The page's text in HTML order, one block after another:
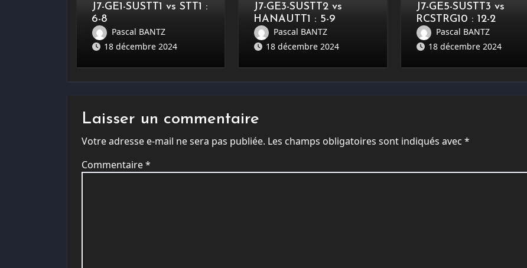
J7-GE1-SUSTT1 vs STT1 :
6-8
Pascal BANTZ
18 décembre 2024
J7-GE3-SUSTT2 vs
HANAUTT1 : 5-9
Pascal BANTZ
18 décembre 2024
J7-GE5-SUSTT3 vs
RCSTRG10 : 12-2
Pascal BANTZ
18 décembre 2024
Laisser un commentaire
Votre adresse e-mail ne sera pas publiée. Les champs obligatoires sont indiqués avec *
Commentaire*